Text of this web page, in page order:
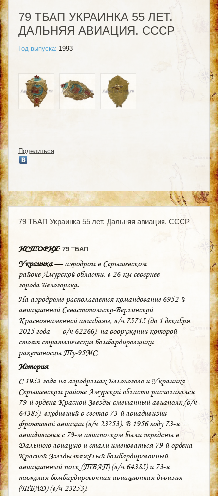
79 ТБАП УКРАИНКА 55 ЛЕТ.
ДАЛЬНЯЯ АВИАЦИЯ. СССР
Год выпуска: 1993
Поделиться
79 ТБАП Украинка 55 лет. Дальняя авиация. СССР
ИСТОРИЯ: 79 ТБАП
Украинка— аэродром в Серышевском
районе Амурской области, в 26 км севернее
города Белогорска.
На аэродроме располагается командование 6952-й
авиационной Севастопольско-Берлинской
Краснознамённой авиабазы, в/ч 75715 (до 1 декабря
2015 года — в/ч 62266), на вооружении которой
стоят стратегические бомбардировщики-
ракетоносцы Ту-95МС.
История
С 1953 года на аэродромах Белоногово и Украинка
Серышевском районе Амурской области располагался
79-й ордена Красной Звезды смешанный авиаполк (в/ч
64385), входивший в состав 73-й авиадивизии
фронтовой авиации (в/ч 23253). В 1956 году 73-я
авиадивизия с 79-м авиаполком были переданы в
Дальнюю авиацию и стали именоваться 79-й ордена
Красной Звезды тяжёлый бомбардировочный
авиационный полк (ТБАП) (в/ч 64385) и 73-я
тяжёлая бомбардировочная авиационная дивизия
(ТБАД) (в/ч 23253).